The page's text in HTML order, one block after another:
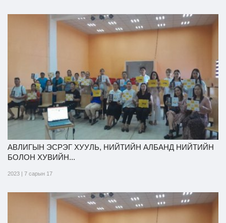
Бодлого төлөвлөлт
АВЛИГЫН ЭСРЭГ ХУУЛЬ, НИЙТИЙН АЛБАНД НИЙТИЙН
БОЛОН ХУВИЙН...
2023 | 7 сарын 17